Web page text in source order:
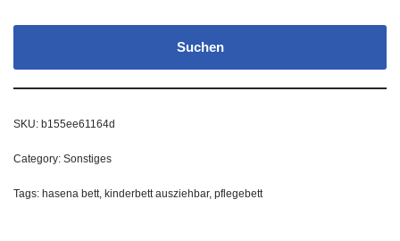
Suchen
SKU: b155ee61164d
Category: Sonstiges
Tags: hasena bett, kinderbett ausziehbar, pflegebett